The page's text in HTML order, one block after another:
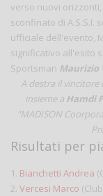
verso nuovi
sconfinato di A.S.S.I.
ufficiale dell'evento,
significativo all'esito
Sportsman Maurizio
A destra il vincitore
insieme a Hamdi
"MADISON
Risultati per
1. Bianchetti Andrea
2. Vercesi Marco